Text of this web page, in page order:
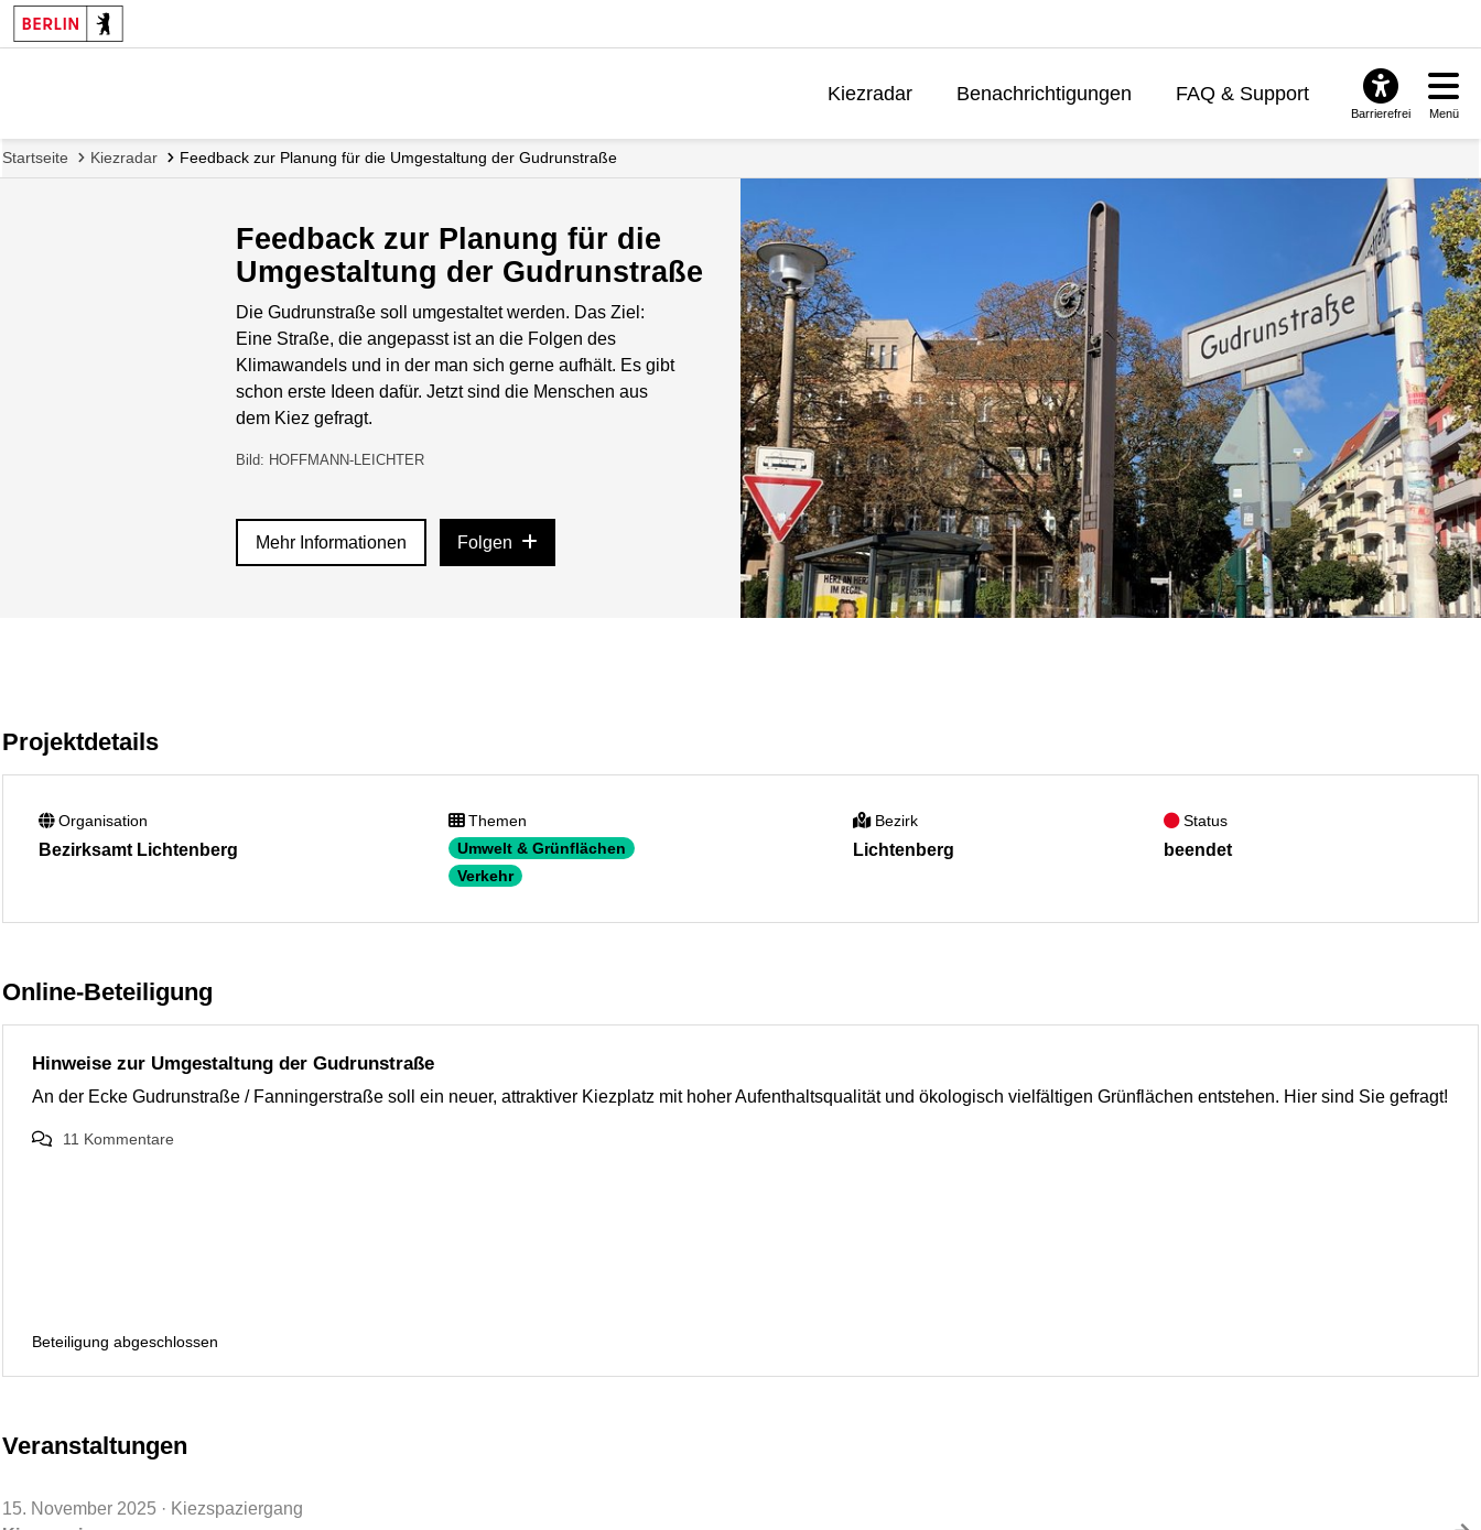
Kiezradar Benachrichtigungen FAQ & Support
Barrierefrei Menü
Startseite Kiezradar Feedback zur Planung für die Umgestaltung der Gudrunstraße
Feedback zur Planung für die
Umgestaltung der Gudrunstraße
Die Gudrunstraße soll umgestaltet werden. Das Ziel:
Eine Straße, die angepasst ist an die Folgen des
Klimawandels und in der man sich gerne aufhält. Es gibt
schon erste Ideen dafür. Jetzt sind die Menschen aus
dem Kiez gefragt.
Bild: HOFFMANN-LEICHTER
Mehr Informationen Folgen
Projektdetails
Organisation
Bezirksamt Lichtenberg
Themen
Umwelt & Grünflächen
Verkehr
Bezirk
Lichtenberg
Status
beendet
Online-Beteiligung
Hinweise zur Umgestaltung der Gudrunstraße
An der Ecke Gudrunstraße / Fanningerstraße soll ein neuer, attraktiver Kiezplatz mit hoher Aufenthaltsqualität und ökologisch vielfältigen Grünflächen entstehen. Hier sind Sie gefragt!
11 Kommentare
Beteiligung abgeschlossen
Veranstaltungen
15. November 2025 · Kiezspaziergang